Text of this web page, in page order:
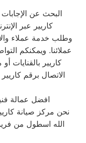
البحث عن
كاريير عبر
وطلب خدمة عملاء
عملائنا. ويمكنكم
كاريير بالقنايات
الاتصال برقم
افضل عمالة
نحن مركز صيانة
الله اسطول من